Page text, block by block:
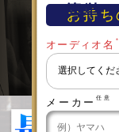
簡単
お持
オーディオ名 ＊
メーカー 任意